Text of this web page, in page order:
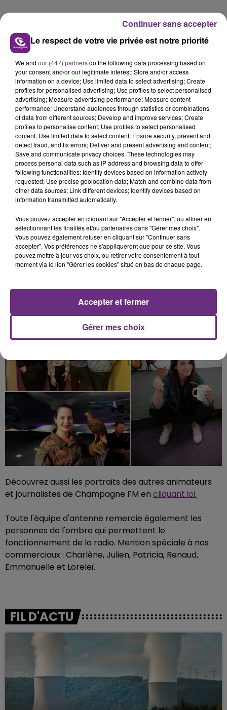
Petit à petit, la nouvelle animatrice découvre les
spécificités de la radio et s'intègre parfaitement à La
Famille.
Chronique, jeux, stantard et même réalisation de
l'émission(contrôle de la console de mixage), Jess
Découvrez aussi les portraits des autres animateurs
et journalistes de Champagne FM en cliquant ici.
Toute l'équipe d'antenne remercie également les
personnes de l'ombre qui permettent le
fonctionnement de la radio. Mention spéciale à nos
commerciaux : Charlène, Julien, Patricia, Renaud,
Emmanuelle et Loreleï.
FIL D'ACTU
Le respect de votre vie privée est notre priorité
We and our (447) partnersdo the following data processing based on
your consent and/or our legitimate interest: Store and/or access
information on a device; Use limited data to select advertising; Create
profiles for personalised advertising; Use profiles to select personalised
advertising; Measure advertising performance; Measure content
performance; Understand audiences through statistics or combinations
of data from different sources; Develop and improve services; Create
profiles to personalise content; Use profiles to select personalised
content; Use limited data to select content; Ensure security, prevent and
detect fraud, and fix errors; Deliver and present advertising and content;
Save and communicate privacy choices. These technologies may
process personal data such as IP address and browsing data to offer
following functionalities: Identify devices based on information actively
requested; Use precise geolocation data; Match and combine data from
other data sources; Link different devices; Identify devices based on
information transmitted automatically.
Vous pouvez accepter en cliquant sur "Accepter et fermer", ou affiner en
sélectionnant les finalités et/ou partenaires dans "Gérer mes choix".
Vous pouvez également refuser en cliquant sur "Continuer sans
accepter". Vos préférences ne s'appliqueront que pour ce site. Vous
pouvez mettre à jour vos choix, ou retirer votre consentement à tout
moment via le lien "Gérer les cookies" situé en bas de chaque page.
Gérer mes choix
Accepter et fermer
Continuer sans accepter